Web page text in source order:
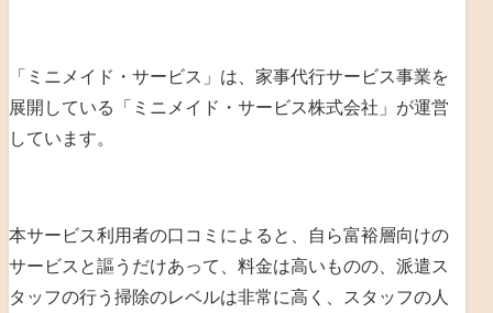
「ミニメイド・サービス」は、家事代行サービス事業を
展開している「ミニメイド・サービス株式会社」が運営
しています。
本サービス利用者の口コミによると、自ら富裕層向けの
サービスと謳うだけあって、料金は高いものの、派遣ス
タッフの行う掃除のレベルは非常に高く、スタッフの人